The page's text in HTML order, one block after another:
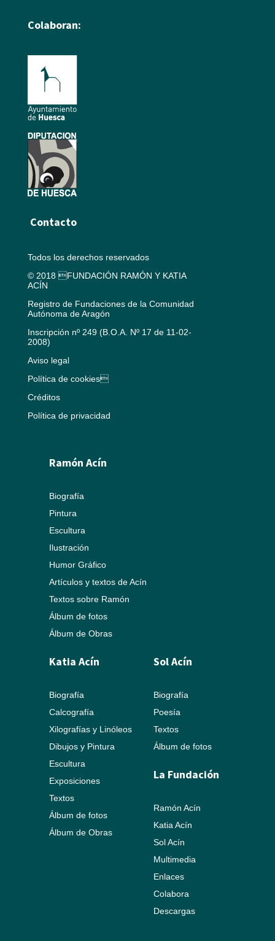
Colaboran:
Contacto
Todos los derechos reservados
© 2018 FUNDACIÓN RAMÓN Y KATIA
ACÍN
Registro de Fundaciones de la Comunidad
Autónoma de Aragón
Inscripción nº 249 (B.O.A. Nº 17 de 11-02-
2008)
Aviso legal
Política de cookies
Créditos
Política de privacidad
Ramón Acín
Biografía
Pintura
Escultura
Ilustración
Humor Gráfico
Artículos y textos de Acín
Textos sobre Ramón
Álbum de fotos
Álbum de Obras
Katia Acín
Biografía
Calcografía
Xilografías y Linóleos
Dibujos y Pintura
Escultura
Exposiciones
Textos
Álbum de fotos
Álbum de Obras
Sol Acín
Biografía
Poesía
Textos
Álbum de fotos
La Fundación
Ramón Acín
Katia Acín
Sol Acín
Multimedia
Enlaces
Colabora
Descargas